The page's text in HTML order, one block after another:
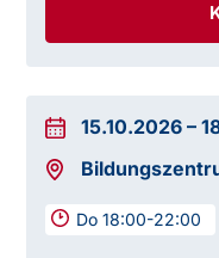
15.10.2026 –
Do 18:00-22:00